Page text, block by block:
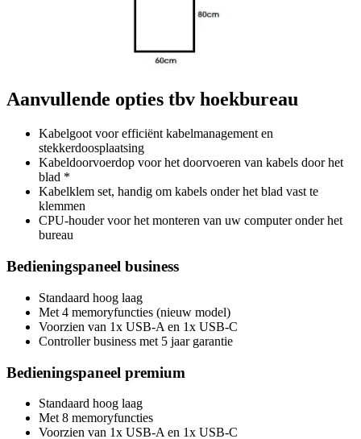
Aanvullende opties tbv hoekbureau
Kabelgoot voor efficiënt kabelmanagement en
stekkerdoosplaatsing
Kabeldoorvoerdop voor het doorvoeren van kabels door het
blad *
Kabelklem set, handig om kabels onder het blad vast te
klemmen
CPU-houder voor het monteren van uw computer onder het
bureau
Bedieningspaneel business
Standaard hoog laag
Met 4 memoryfuncties (nieuw model)
Voorzien van 1x USB-A en 1x USB-C
Controller business met 5 jaar garantie
Bedieningspaneel premium
Standaard hoog laag
Met 8 memoryfuncties
Voorzien van 1x USB-A en 1x USB-C